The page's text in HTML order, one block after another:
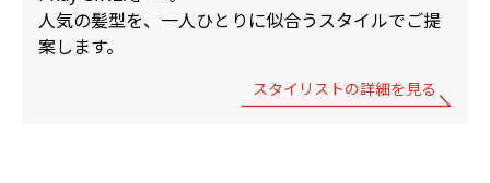
人気の髪型を、一人ひとりに似合うスタイルでご提
案します。
スタイリストの詳細を見る